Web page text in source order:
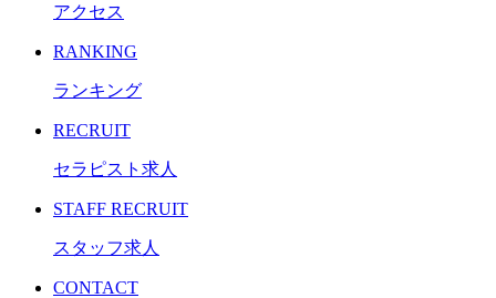
アクセス
RANKING
ランキング
RECRUIT
セラピスト求人
STAFF RECRUIT
スタッフ求人
CONTACT